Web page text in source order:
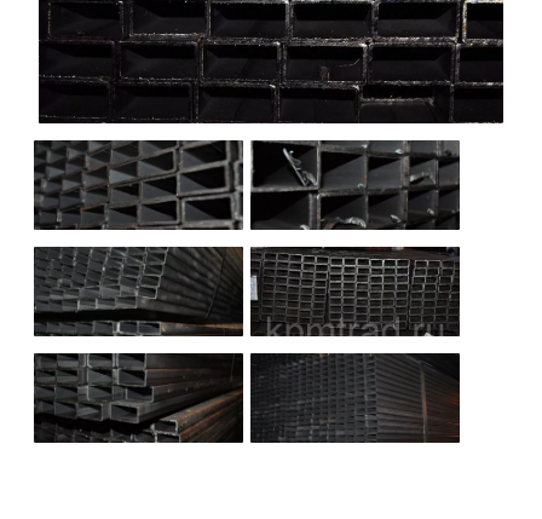
БЛОГ
КОНТАКТЫ